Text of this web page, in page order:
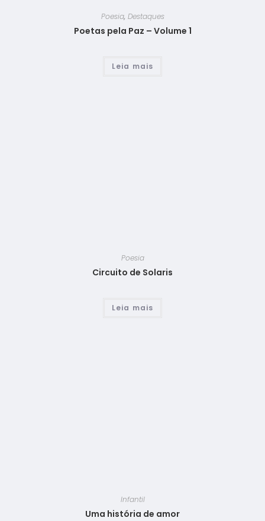
Poesia, Destaques
Poetas pela Paz – Volume 1
Leia mais
Poesia
Circuito de Solaris
Leia mais
Infantil
Uma história de amor